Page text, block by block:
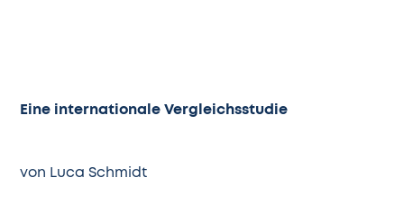
Eine internationale Vergleichsstudie
von Luca Schmidt